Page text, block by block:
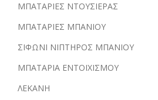
ΜΠΑΤΑΡΙΕΣ ΝΤΟΥΣΙΕΡΑΣ
ΜΠΑΤΑΡΙΕΣ ΜΠΑΝΙΟΥ
ΣΙΦΩΝΙ ΝΙΠΤΗΡΟΣ ΜΠΑΝΙΟΥ
ΜΠΑΤΑΡΙΑ ΕΝΤΟΙΧΙΣΜΟΥ
ΛΕΚΑΝΗ